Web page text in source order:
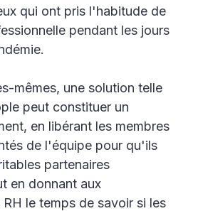
qui ont pris l'habitude de
pendant les jours
mêmes, une solution telle
peut constituer un
en libérant les membres
de l'équipe pour qu'ils
partenaires
en donnant aux
le temps de savoir si les